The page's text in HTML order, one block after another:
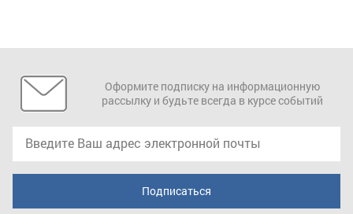
Оформите подписку на информационную
рассылку и будьте всегда в курсе событий